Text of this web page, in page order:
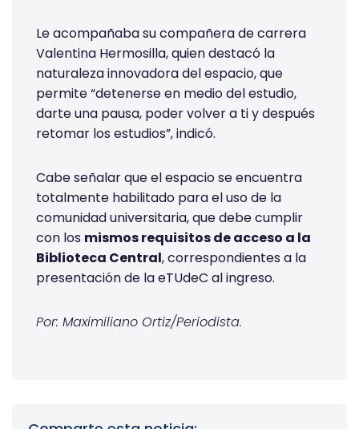
Le acompañaba su compañera de carrera
Valentina Hermosilla, quien destacó la
naturaleza innovadora del espacio, que
permite “detenerse en medio del estudio,
darte una pausa, poder volver a ti y después
retomar los estudios”, indicó.
Cabe señalar que el espacio se encuentra
totalmente habilitado para el uso de la
comunidad universitaria, que debe cumplir
con los mismos requisitos de acceso a la
Biblioteca Central, correspondientes a la
presentación de la eTUdeC al ingreso.
Por: Maximiliano Ortiz/Periodista.